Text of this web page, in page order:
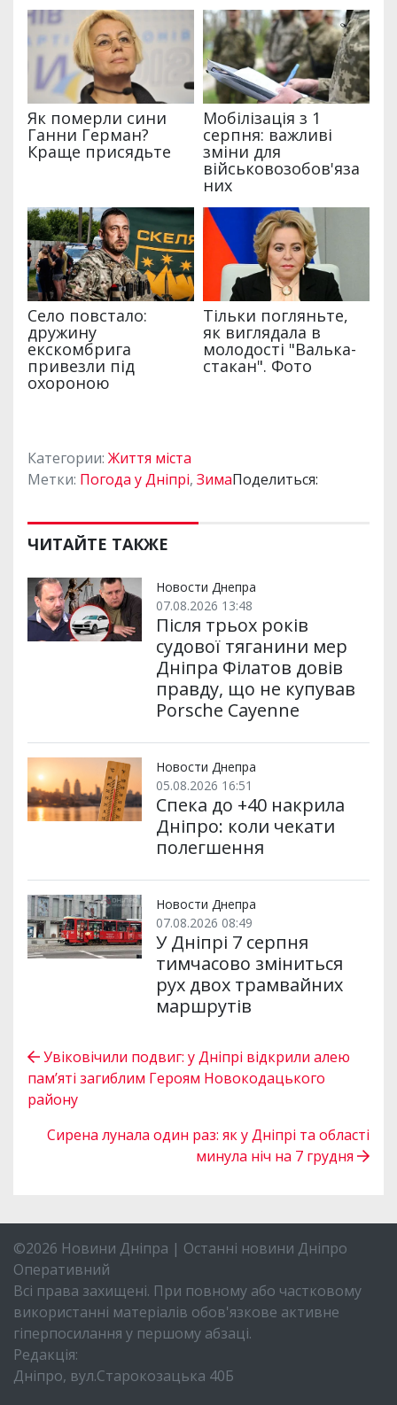
Категории: Життя міста
Метки: Погода у Дніпрі, ЗимаПоделиться:
ЧИТАЙТЕ ТАКЖЕ
Новости Днепра
07.08.2026 13:48
Після трьох років
судової тяганини мер
Дніпра Філатов довів
правду, що не купував
Porsche Cayenne
Новости Днепра
05.08.2026 16:51
Спека до +40 накрила
Дніпро: коли чекати
полегшення
Новости Днепра
07.08.2026 08:49
У Дніпрі 7 серпня
тимчасово зміниться
рух двох трамвайних
маршрутів
Увіковічили подвиг: у Дніпрі відкрили алею
пам’яті загиблим Героям Новокодацького
району
Сирена лунала один раз: як у Дніпрі та області
минула ніч на 7 грудня
©2026 Новини Дніпра | Останні новини Дніпро
Оперативний
Всі права захищені. При повному або частковому
використанні матеріалів обов'язкове активне
гіперпосилання у першому абзаці.
Редакція:
Дніпро, вул.Старокозацька 40Б